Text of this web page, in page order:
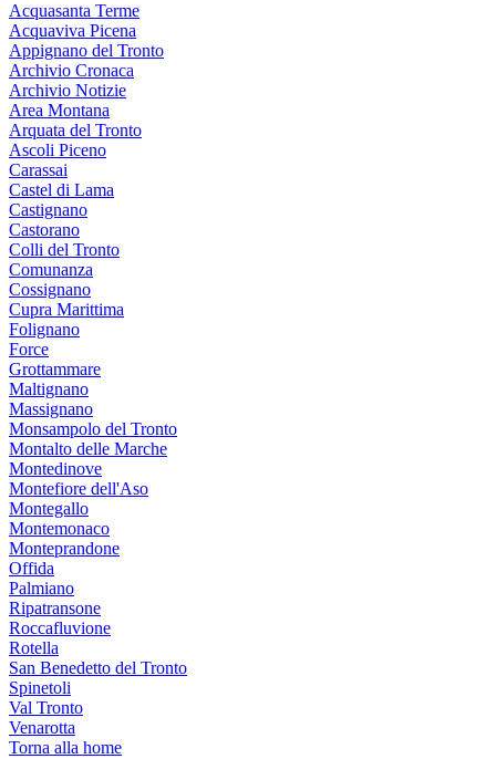
Acquasanta Terme
Acquaviva Picena
Appignano del Tronto
Archivio Cronaca
Archivio Notizie
Area Montana
Arquata del Tronto
Ascoli Piceno
Carassai
Castel di Lama
Castignano
Castorano
Colli del Tronto
Comunanza
Cossignano
Cupra Marittima
Folignano
Force
Grottammare
Maltignano
Massignano
Monsampolo del Tronto
Montalto delle Marche
Montedinove
Montefiore dell'Aso
Montegallo
Montemonaco
Monteprandone
Offida
Palmiano
Ripatransone
Roccafluvione
Rotella
San Benedetto del Tronto
Spinetoli
Val Tronto
Venarotta
Torna alla home